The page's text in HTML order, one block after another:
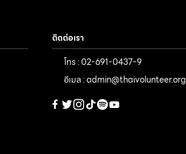
ติดต่อเรา
โทร : 02-691-0437-9
อีเมล : admin@thaivolunteer.org